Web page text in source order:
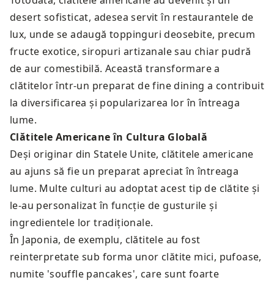
desert sofisticat, adesea servit în restaurantele de
lux, unde se adaugă toppinguri deosebite, precum
fructe exotice, siropuri artizanale sau chiar pudră
de aur comestibilă. Această transformare a
clătitelor într-un preparat de fine dining a contribuit
la diversificarea și popularizarea lor în întreaga
lume.
Clătitele Americane în Cultura Globală
Deși originar din Statele Unite, clătitele americane
au ajuns să fie un preparat apreciat în întreaga
lume. Multe culturi au adoptat acest tip de clătite și
le-au personalizat în funcție de gusturile și
ingredientele lor tradiționale.
În Japonia, de exemplu, clătitele au fost
reinterpretate sub forma unor clătite mici, pufoase,
numite 'souffle pancakes', care sunt foarte